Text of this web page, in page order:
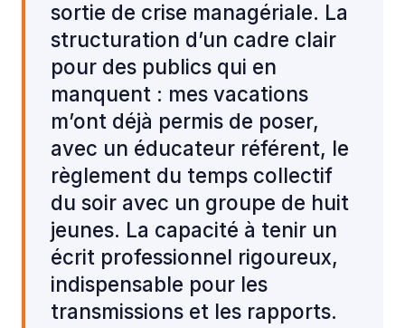
sortie de crise managériale. La
structuration d’un cadre clair
pour des publics qui en
manquent : mes vacations
m’ont déjà permis de poser,
avec un éducateur référent, le
règlement du temps collectif
du soir avec un groupe de huit
jeunes. La capacité à tenir un
écrit professionnel rigoureux,
indispensable pour les
transmissions et les rapports.